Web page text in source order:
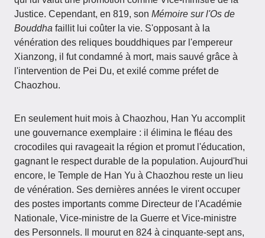
Justice. Cependant, en 819, son Mémoire sur l'Os de
Bouddha faillit lui coûter la vie. S'opposant à la
vénération des reliques bouddhiques par l'empereur
Xianzong, il fut condamné à mort, mais sauvé grâce à
l'intervention de Pei Du, et exilé comme préfet de
Chaozhou.
En seulement huit mois à Chaozhou, Han Yu accomplit
une gouvernance exemplaire : il élimina le fléau des
crocodiles qui ravageait la région et promut l'éducation,
gagnant le respect durable de la population. Aujourd'hui
encore, le Temple de Han Yu à Chaozhou reste un lieu
de vénération. Ses dernières années le virent occuper
des postes importants comme Directeur de l'Académie
Nationale, Vice-ministre de la Guerre et Vice-ministre
des Personnels. Il mourut en 824 à cinquante-sept ans,